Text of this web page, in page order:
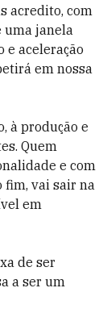
acredito, com
uma janela
e aceleração
em nossa
à produção e
Quem
e com
fim, vai sair na
em
de ser
a ser um